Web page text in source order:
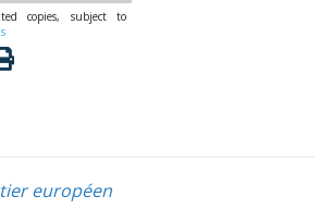
copies, subject to
européen